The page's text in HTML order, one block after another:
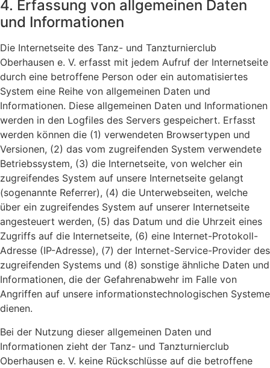
4. Erfassung von allgemeinen Daten
und Informationen
Die Internetseite des Tanz- und Tanzturnierclub
Oberhausen e. V. erfasst mit jedem Aufruf der Internetseite
durch eine betroffene Person oder ein automatisiertes
System eine Reihe von allgemeinen Daten und
Informationen. Diese allgemeinen Daten und Informationen
werden in den Logfiles des Servers gespeichert. Erfasst
werden können die (1) verwendeten Browsertypen und
Versionen, (2) das vom zugreifenden System verwendete
Betriebssystem, (3) die Internetseite, von welcher ein
zugreifendes System auf unsere Internetseite gelangt
(sogenannte Referrer), (4) die Unterwebseiten, welche
über ein zugreifendes System auf unserer Internetseite
angesteuert werden, (5) das Datum und die Uhrzeit eines
Zugriffs auf die Internetseite, (6) eine Internet-Protokoll-
Adresse (IP-Adresse), (7) der Internet-Service-Provider des
zugreifenden Systems und (8) sonstige ähnliche Daten und
Informationen, die der Gefahrenabwehr im Falle von
Angriffen auf unsere informationstechnologischen Systeme
dienen.
Bei der Nutzung dieser allgemeinen Daten und
Informationen zieht der Tanz- und Tanzturnierclub
Oberhausen e. V. keine Rückschlüsse auf die betroffene